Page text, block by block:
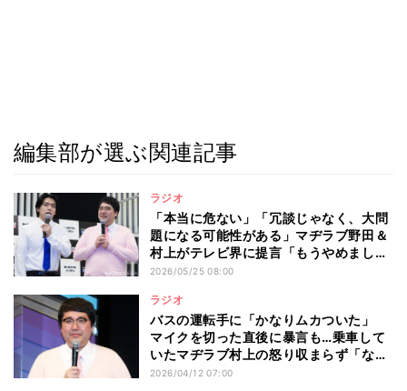
編集部が選ぶ関連記事
ラジオ
「本当に危ない」「冗談じゃなく、大問
題になる可能性がある」マヂラブ野田＆
村上がテレビ界に提言「もうやめましょ
う」
2026/05/25 08:00
ラジオ
バスの運転手に「かなりムカついた」
マイクを切った直後に暴言も…乗車して
いたマヂラブ村上の怒り収まらず「なん
で怒られなきゃいけないの?」
2026/04/12 07:00